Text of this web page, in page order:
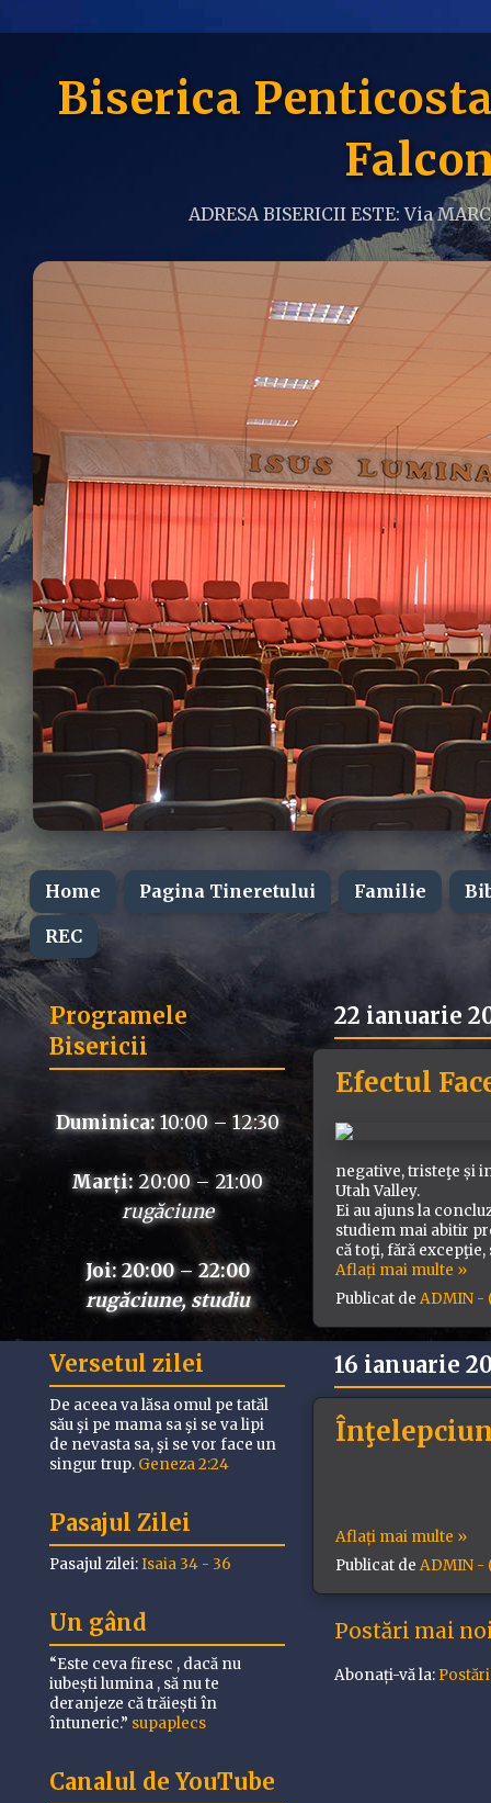
Biserica
ADRESA BISERICII ESTE: Via
Home Pagina Tineretului Familie
REC
22 ianuarie
Efectul
negative, tristeţe și
Utah Valley.
Ei au ajuns la
studiem mai abitir
că toţi, fără
Aflați mai multe »
Publicat de ADMIN -
16 ianuarie
Aflați mai multe »
Publicat de ADMIN -
Postări mai
Abonați-vă la:
Programele
Bisericii
Duminica: 10:00 – 12:30
Marți: 20:00 – 21:00
rugăciune
Joi: 20:00 – 22:00
rugăciune, studiu
Versetul zilei
De aceea va lăsa omul pe tatăl
său şi pe mama sa şi se va lipi
de nevasta sa, şi se vor face un
singur trup. Geneza 2:24
Pasajul Zilei
Pasajul zilei:Isaia 34 - 36
Un gând
“Este ceva firesc , dacă nu
iubești lumina , să nu te
deranjeze că trăiești în
întuneric.” supaplecs
Canalul de YouTube